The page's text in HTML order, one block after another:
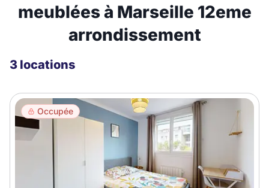
Résidence étudiante
Montant du loyer
€
meublées à Marseille 12eme
arrondissement
3 locations
Occupée